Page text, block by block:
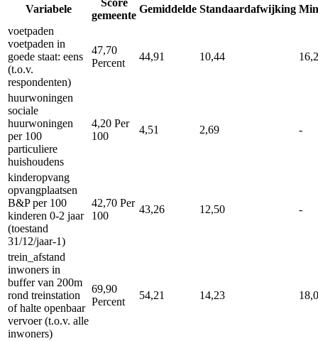
Variabele
Score
gemeente
Gemiddelde Standaardafwijking
voetpaden
voetpaden in
goede staat: eens
(t.o.v.
respondenten)
47,70
Percent
44,91 10,44
huurwoningen
sociale
huurwoningen
per 100
particuliere
huishoudens
4,20 Per
100
4,51 2,69 -
kinderopvang
opvangplaatsen
B&P per 100
kinderen 0-2 jaar
(toestand
31/12/jaar-1)
42,70 Per
100
43,26 12,50 -
trein_afstand
inwoners in
buffer van 200m
rond treinstation
of halte openbaar
vervoer (t.o.v. alle
inwoners)
69,90
Percent
54,21 14,23